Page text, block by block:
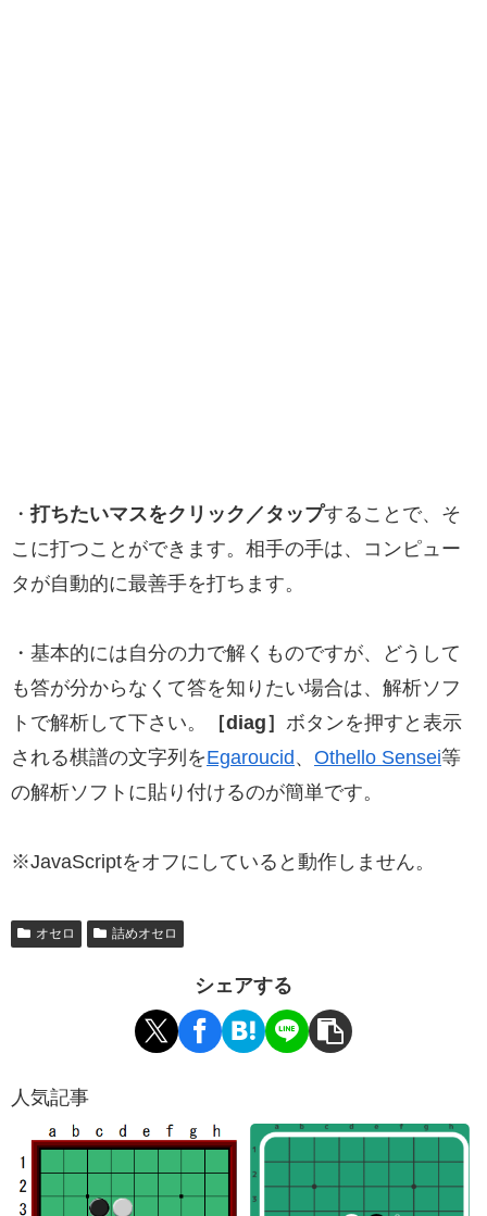
・打ちたいマスをクリック／タップすることで、そ
こに打つことができます。相手の手は、コンピュー
タが自動的に最善手を打ちます。
・基本的には自分の力で解くものですが、どうして
も答が分からなくて答を知りたい場合は、解析ソフ
トで解析して下さい。
［diag］ ボタンを押すと表示
される棋譜の文字列をEgaroucid、 Othello Sensei等
の解析ソフトに貼り付けるのが簡単です。
※JavaScriptをオフにしていると動作しません。
オセロ 詰めオセロ
シェアする
人気記事